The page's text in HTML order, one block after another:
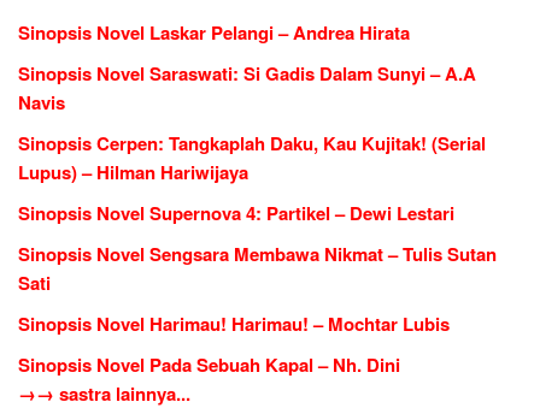
Sinopsis Novel Laskar Pelangi – Andrea Hirata
Sinopsis Novel Saraswati: Si Gadis Dalam Sunyi – A.A
Navis
Sinopsis Cerpen: Tangkaplah Daku, Kau Kujitak! (Serial
Lupus) – Hilman Hariwijaya
Sinopsis Novel Supernova 4: Partikel – Dewi Lestari
Sinopsis Novel Sengsara Membawa Nikmat – Tulis Sutan
Sati
Sinopsis Novel Harimau! Harimau! – Mochtar Lubis
Sinopsis Novel Pada Sebuah Kapal – Nh. Dini
→→ sastra lainnya...